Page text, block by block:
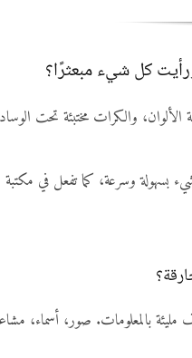
كل شيء مبعثرًا؟
والكرات مختبئة تحت
بسهولة وسرعة، كما تفعل في
بالمعلومات. صور، أسماء،